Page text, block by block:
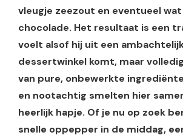
vleugje zeezout en eventueel
chocolade. Het resultaat is een
voelt alsof hij uit een
dessertwinkel komt, maar
van pure, onbewerkte
en nootachtig smelten hier
heerlijk hapje. Of je nu op zoek
snelle oppepper in de middag,